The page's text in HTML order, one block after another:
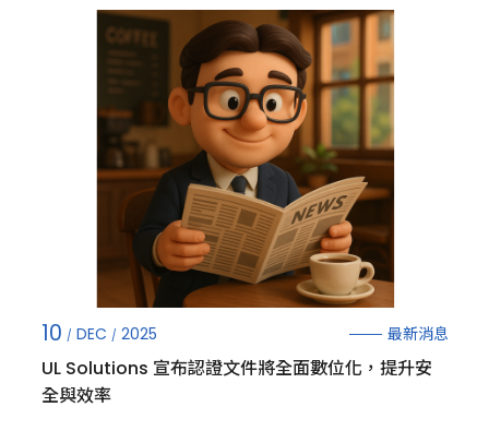
10 DEC 2025 最新消息
UL Solutions 宣布認證文件將全面數位化，提升安
全與效率